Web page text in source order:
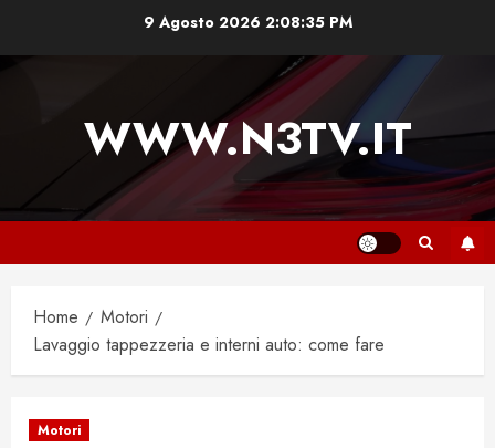
9 Agosto 2026 2:08:36 PM
WWW.N3TV.IT
Home
Motori
Lavaggio tappezzeria e interni auto: come fare
Motori